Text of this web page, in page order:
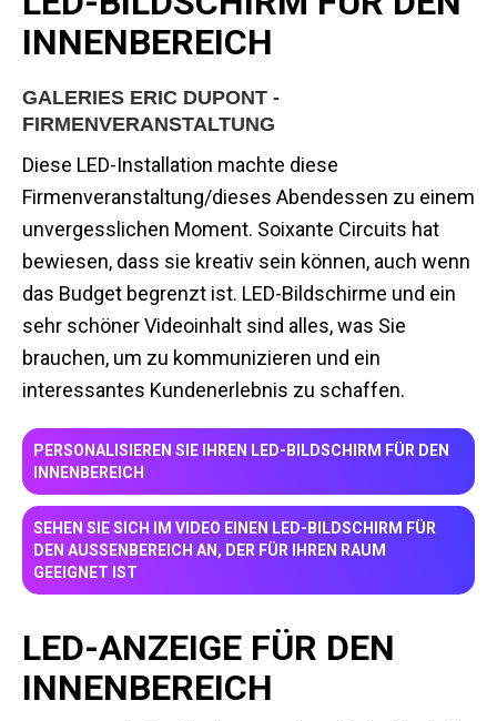
INNENBEREICH
GALERIES ERIC DUPONT -
FIRMENVERANSTALTUNG
Diese LED-Installation machte diese
Firmenveranstaltung/dieses Abendessen zu einem
unvergesslichen Moment. Soixante Circuits hat
bewiesen, dass sie kreativ sein können, auch wenn
das Budget begrenzt ist. LED-Bildschirme und ein
sehr schöner Videoinhalt sind alles, was Sie
brauchen, um zu kommunizieren und ein
interessantes Kundenerlebnis zu schaffen.
PERSONALISIEREN SIE IHREN LED-BILDSCHIRM FÜR DEN
INNENBEREICH
SEHEN SIE SICH IM VIDEO EINEN LED-BILDSCHIRM FÜR
DEN AUSSENBEREICH AN, DER FÜR IHREN RAUM G
EEIGNET IST
LED-ANZEIGE FÜR DEN
INNENBEREICH